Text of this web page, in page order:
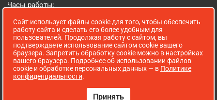
Часы работы:
Суббота, Воскресенье: с 8:00 до 16:00
г. Йошкар-Ола, ул. Луначарского, д. 52 А
Тел.: (8362) 41-07-31
Часы работы:
Понедельник – Пятница: с 8:00 до 18:00
Сайт использует файлы cookie для того, чтобы обеспечить
работу сайта и сделать его более удобным для
пользователей. Продолжая работу с сайтом, вы
подтверждаете использование сайтом cookie вашего
браузера. Запретить обработку cookie можно в настройках
вашего браузера. Подробнее об использовании файлов
cookie и обработке персональных данных — в Политике
конфиденциальности.
Принять